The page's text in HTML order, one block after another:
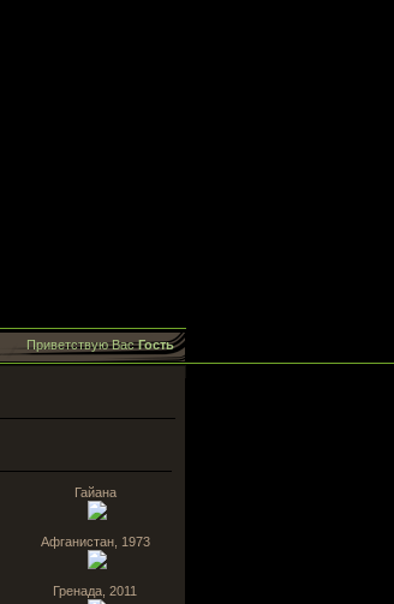
Приветствую ВасГость
Гайана
Афганистан, 1973
Гренада, 2011